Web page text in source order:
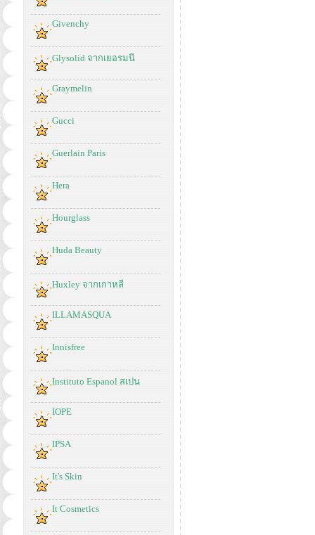
Givenchy
Glysolid จากเยอรมนี
Graymelin
Gucci
Guerlain Paris
Hera
Hourglass
Huda Beauty
Huxley จากเกาหลี
ILLAMASQUA
Innisfree
Instituto Espanol สเปน
IOPE
IPSA
It's Skin
It Cosmetics